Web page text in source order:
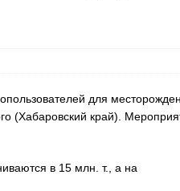
для
(Хабаровский край).
в 15 млн. т., а на